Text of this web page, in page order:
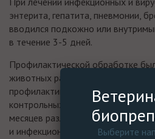
энтерита, гепатита, пневмонии,
вводился подкожно или
в течение 3-5 дней.
Профилактической обработке
животных различного возраста, в
профилактики в тех же условиях
контрольных животных. В
месяцев различными
и инфекционного характера
Выберите